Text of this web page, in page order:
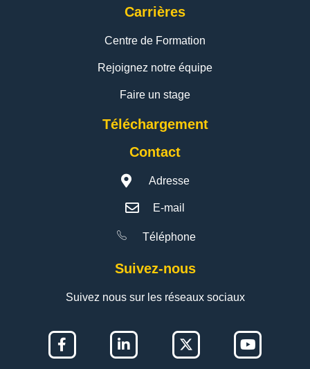
Carrières
Centre de Formation
Rejoignez notre équipe
Faire un stage
Téléchargement
Contact
Adresse
E-mail
Téléphone
Suivez-nous
Suivez nous sur les réseaux sociaux